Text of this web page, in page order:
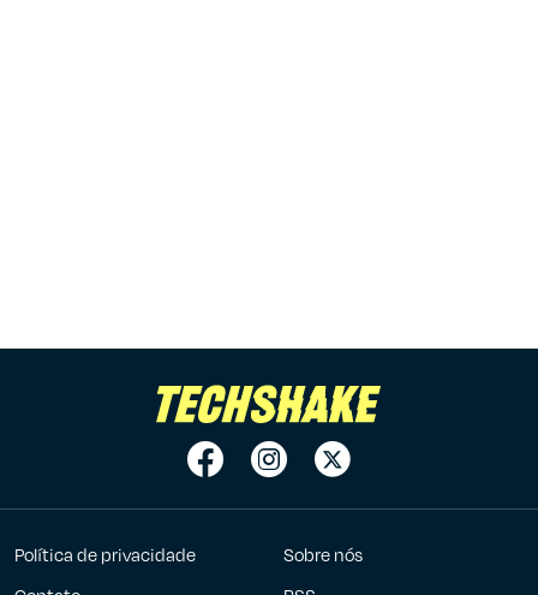
Política de privacidade
Sobre nós